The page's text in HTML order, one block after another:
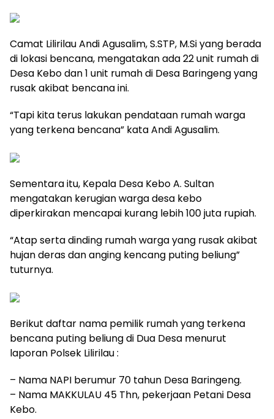
Camat Lilirilau Andi Agusalim, S.STP, M.Si yang berada
di lokasi bencana, mengatakan ada 22 unit rumah di
Desa Kebo dan 1 unit rumah di Desa Baringeng yang
rusak akibat bencana ini.
“Tapi kita terus lakukan pendataan rumah warga
yang terkena bencana” kata Andi Agusalim.
Sementara itu, Kepala Desa Kebo A. Sultan
mengatakan kerugian warga desa kebo
diperkirakan mencapai kurang lebih 100 juta rupiah.
“Atap serta dinding rumah warga yang rusak akibat
hujan deras dan anging kencang puting beliung”
tuturnya.
Berikut daftar nama pemilik rumah yang terkena
bencana puting beliung di Dua Desa menurut
laporan Polsek Lilirilau :
– Nama NAPI berumur 70 tahun Desa Baringeng.
– Nama MAKKULAU 45 Thn, pekerjaan Petani Desa
Kebo.